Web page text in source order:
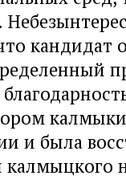
кандидат
и была
калмыцкого